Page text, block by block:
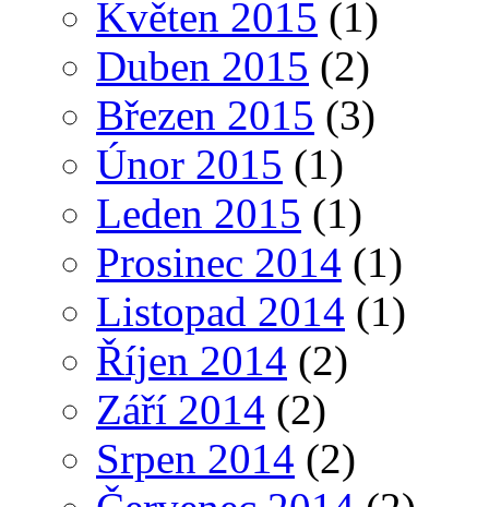
Květen 2015 (1)
Duben 2015 (2)
Březen 2015 (3)
Únor 2015 (1)
Leden 2015 (1)
Prosinec 2014 (1)
Listopad 2014 (1)
Říjen 2014 (2)
Září 2014 (2)
Srpen 2014 (2)